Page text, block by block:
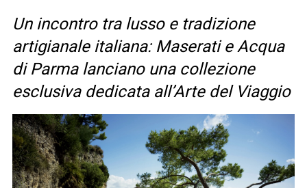
Un incontro tra lusso e tradizione
artigianale italiana: Maserati e Acqua
di Parma lanciano una collezione
esclusiva dedicata all’Arte del Viaggio